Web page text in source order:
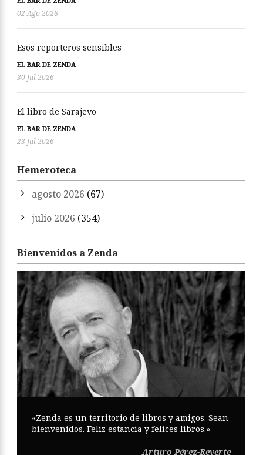
02 Ago 2026
Esos reporteros sensibles
EL BAR DE ZENDA
30 Jul 2026
El libro de Sarajevo
EL BAR DE ZENDA
23 Jul 2026
Hemeroteca
agosto 2026 (67)
julio 2026 (354)
Bienvenidos a Zenda
«Zenda es un territorio de libros y amigos. Sean
bienvenidos. Feliz estancia y felices libros.»
Arturo Pérez-Reverte